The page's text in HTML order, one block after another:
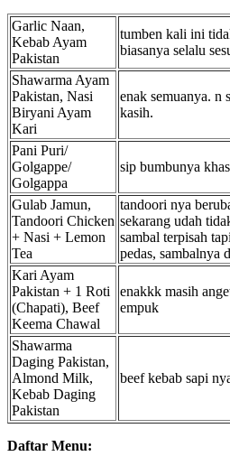
Garlic Naan,
Kebab Ayam
Pakistan
tumben kali ini
biasanya selalu
Shawarma Ayam
Pakistan, Nasi
Biryani Ayam
Kari
enak semuanya. n
kasih.
Pani Puri/
Golgappe/
Golgappa
sip bumbunya
Gulab Jamun,
Tandoori Chicken
+ Nasi + Lemon
Tea
tandoori nya
sekarang udah
sambal terpisah
pedas, sambalnya
Kari Ayam
Pakistan + 1 Roti
(Chapati), Beef
Keema Chawal
enakkk masih
empuk
Shawarma
Daging Pakistan,
Almond Milk,
Kebab Daging
Pakistan
beef kebab sapi
Daftar Menu: